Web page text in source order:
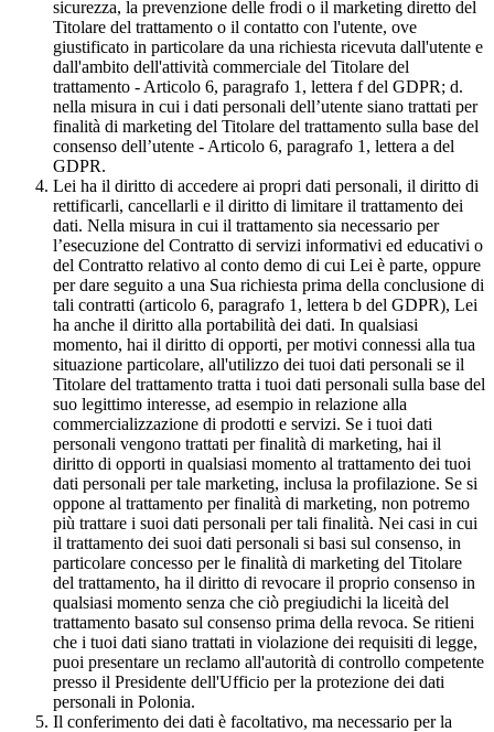
sicurezza, la prevenzione delle frodi o il marketing diretto del
Titolare del trattamento o il contatto con l'utente, ove
giustificato in particolare da una richiesta ricevuta dall'utente e
dall'ambito dell'attività commerciale del Titolare del
trattamento - Articolo 6, paragrafo 1, lettera f del GDPR; d.
nella misura in cui i dati personali dell’utente siano trattati per
finalità di marketing del Titolare del trattamento sulla base del
consenso dell’utente - Articolo 6, paragrafo 1, lettera a del
GDPR.
Lei ha il diritto di accedere ai propri dati personali, il diritto di
rettificarli, cancellarli e il diritto di limitare il trattamento dei
dati. Nella misura in cui il trattamento sia necessario per
l’esecuzione del Contratto di servizi informativi ed educativi o
del Contratto relativo al conto demo di cui Lei è parte, oppure
per dare seguito a una Sua richiesta prima della conclusione di
tali contratti (articolo 6, paragrafo 1, lettera b del GDPR), Lei
ha anche il diritto alla portabilità dei dati. In qualsiasi
momento, hai il diritto di opporti, per motivi connessi alla tua
situazione particolare, all'utilizzo dei tuoi dati personali se il
Titolare del trattamento tratta i tuoi dati personali sulla base del
suo legittimo interesse, ad esempio in relazione alla
commercializzazione di prodotti e servizi. Se i tuoi dati
personali vengono trattati per finalità di marketing, hai il
diritto di opporti in qualsiasi momento al trattamento dei tuoi
dati personali per tale marketing, inclusa la profilazione. Se si
oppone al trattamento per finalità di marketing, non potremo
più trattare i suoi dati personali per tali finalità. Nei casi in cui
il trattamento dei suoi dati personali si basi sul consenso, in
particolare concesso per le finalità di marketing del Titolare
del trattamento, ha il diritto di revocare il proprio consenso in
qualsiasi momento senza che ciò pregiudichi la liceità del
trattamento basato sul consenso prima della revoca. Se ritieni
che i tuoi dati siano trattati in violazione dei requisiti di legge,
puoi presentare un reclamo all'autorità di controllo competente
presso il Presidente dell'Ufficio per la protezione dei dati
personali in Polonia.
Il conferimento dei dati è facoltativo, ma necessario per la